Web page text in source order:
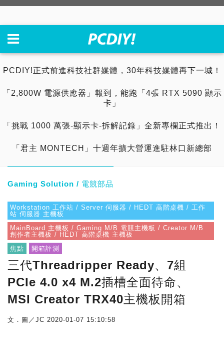
PCDIY!正式前進科技社群媒體，30年科技媒體再下一城！
「2,800W 電源供應器」報到，能跑「4張 RTX 5090 顯示
卡」
「挑戰 1000 萬張-顯示卡-拆解記錄」全新專欄正式推出！
「君主 MONTECH」十週年擴大營運進駐林口新總部
Gaming Solution / 電競部品
Workstation 工作站 / Server 伺服器 / HEDT 高階桌機 / 工作
站 伺服器 主機板
MainBoard 主機板 / Gaming M/B 電競主機板 / Creator M/B
創作者主機板 / HEDT 高階桌機 主機板
焦點
開箱評測
三代Threadripper Ready、7組
PCIe 4.0 x4 M.2插槽全面待命、
MSI Creator TRX40主機板開箱
文．圖／JC 2020-01-07 15:10:58